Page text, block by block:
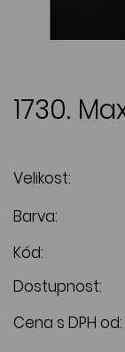
1730.
Velikost:
Barva:
Kód:
Dostupnost:
Cena s DPH od: